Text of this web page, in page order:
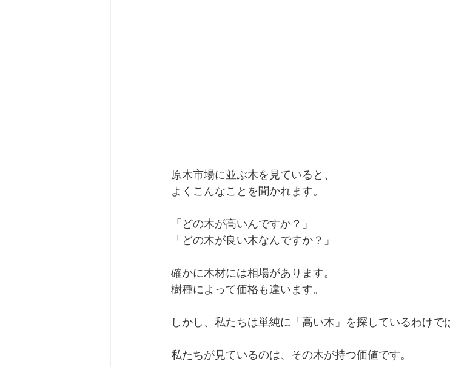
原木市場に並ぶ木を見ていると、
よくこんなことを聞かれます。
「どの木が高いんですか？」
「どの木が良い木なんですか？」
確かに木材には相場があります。
樹種によって価格も違います。
しかし、私たちは単純に「高い木」を探しているわけで
私たちが見ているのは、その木が持つ価値です。